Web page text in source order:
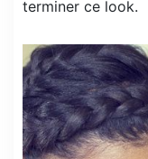
terminer ce look.